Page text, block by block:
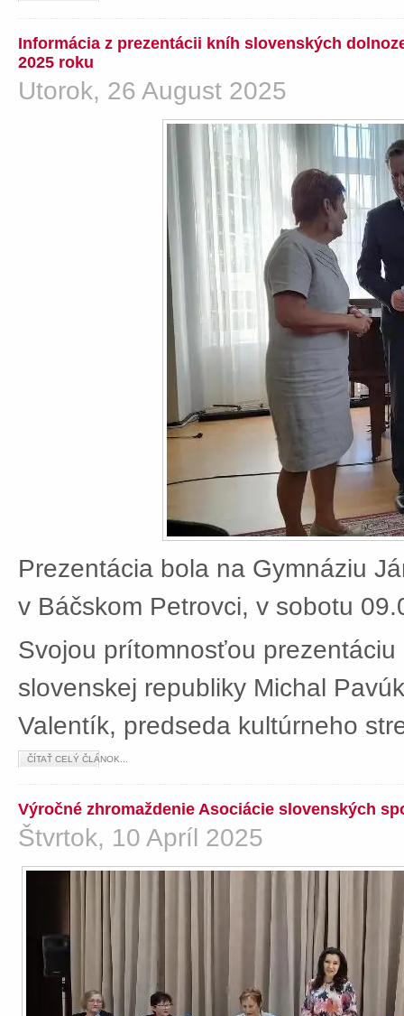
Informácia z prezentácii kníh slovenských
2025 roku
Utorok, 26 August 2025
Prezentácia bola na Gymnáziu
v Báčskom Petrovci, v sobotu
Svojou prítomnosťou
slovenskej republiky Michal
Valentík, predseda kultúrneho
ČÍTAŤ CELÝ ČLÁNOK...
Výročné zhromaždenie Asociácie slovenských
Štvrtok, 10 Apríl 2025